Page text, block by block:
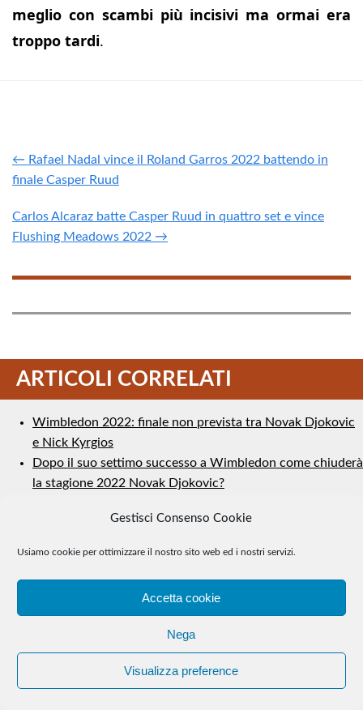
Gestisci Consenso Cookie
Usiamo cookie per ottimizzare il nostro sito web ed i nostri servizi.
Accetta cookie
Nega
Visualizza preference
meglio con scambi più incisivi ma ormai era
troppo tardi.
← Rafael Nadal vince il Roland Garros 2022 battendo in
finale Casper Ruud
Carlos Alcaraz batte Casper Ruud in quattro set e vince
Flushing Meadows 2022 →
ARTICOLI CORRELATI
Wimbledon 2022: finale non prevista tra Novak Djokovic
e Nick Kyrgios
Dopo il suo settimo successo a Wimbledon come chiuderà
la stagione 2022 Novak Djokovic?
sesto titolo sui campi di Church Road
A FIL DI RETE
Italiantennis
Le nuove generazioni
I tornei